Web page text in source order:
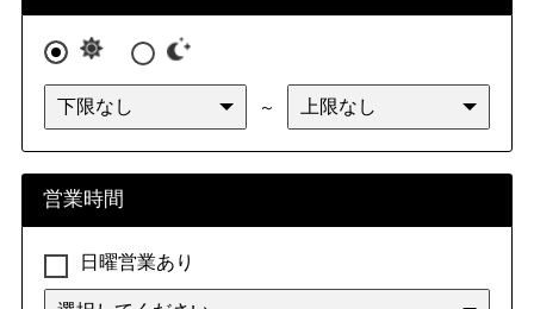
～
営業時間
日曜営業あり